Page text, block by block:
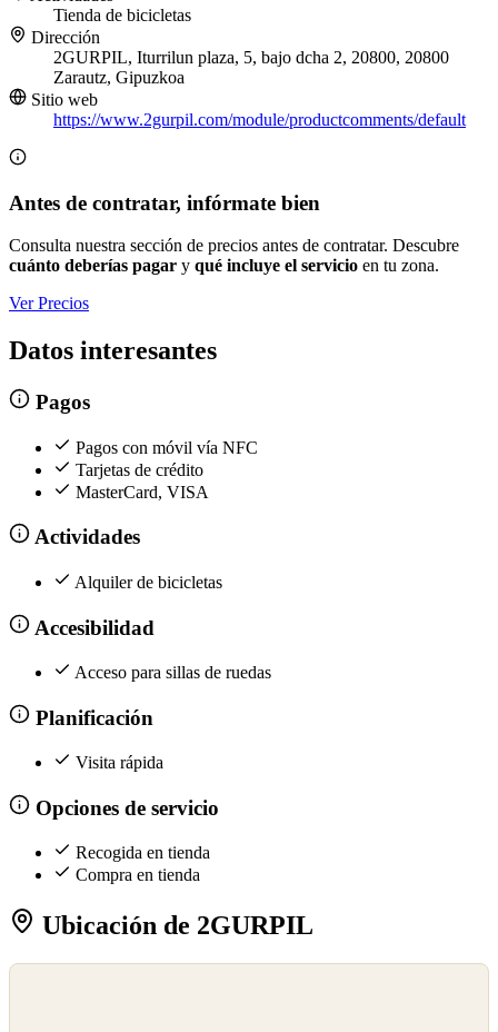
Tienda de bicicletas
Dirección
2GURPIL, Iturrilun plaza, 5, bajo dcha 2, 20800, 20800
Zarautz, Gipuzkoa
Sitio web
https://www.2gurpil.com/module/productcomments/default
Antes de contratar, infórmate bien
Consulta nuestra sección de precios antes de contratar. Descubre
cuánto deberías pagar y qué incluye el servicio en tu zona.
Ver Precios
Datos interesantes
Pagos
Pagos con móvil vía NFC
Tarjetas de crédito
MasterCard, VISA
Actividades
Alquiler de bicicletas
Accesibilidad
Acceso para sillas de ruedas
Planificación
Visita rápida
Opciones de servicio
Recogida en tienda
Compra en tienda
Ubicación de 2GURPIL